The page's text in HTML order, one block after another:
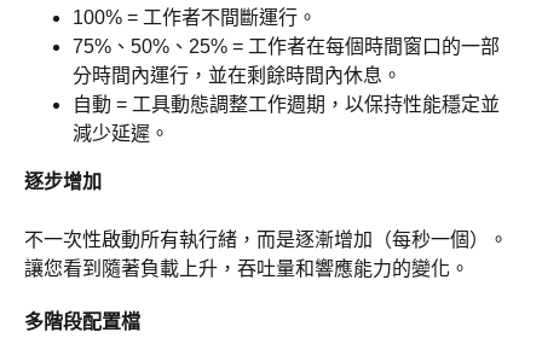
100% = 工作者不間斷運行。
75%、50%、25% = 工作者在每個時間窗口的一部
分時間內運行，並在剩餘時間內休息。
自動 = 工具動態調整工作週期，以保持性能穩定並
減少延遲。
逐步增加
不一次性啟動所有執行緒，而是逐漸增加（每秒一個）。
讓您看到隨著負載上升，吞吐量和響應能力的變化。
多階段配置檔